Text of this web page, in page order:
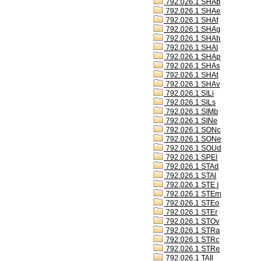
792.026.1 SHAb
792.026.1 SHAe
792.026.1 SHAf
792.026.1 SHAg
792.026.1 SHAh
792.026.1 SHAl
792.026.1 SHAp
792.026.1 SHAs
792.026.1 SHAt
792.026.1 SHAv
792.026.1 SILi
792.026.1 SILs
792.026.1 SIMb
792.026.1 SINe
792.026.1 SONc
792.026.1 SONe
792.026.1 SOUd
792.026.1 SPEl
792.026.1 STAd
792.026.1 STAl
792.026.1 STE i
792.026.1 STEm
792.026.1 STEo
792.026.1 STEr
792.026.1 STOv
792.026.1 STRa
792.026.1 STRc
792.026.1 STRe
792.026.1 TAIl